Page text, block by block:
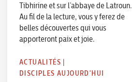
Tibhirine et sur l’abbaye de Latroun.
Au fil de la lecture, vous y ferez de
belles découvertes qui vous
apporteront paix et joie.
ACTUALITÉS
DISCIPLES AUJOURD'HUI